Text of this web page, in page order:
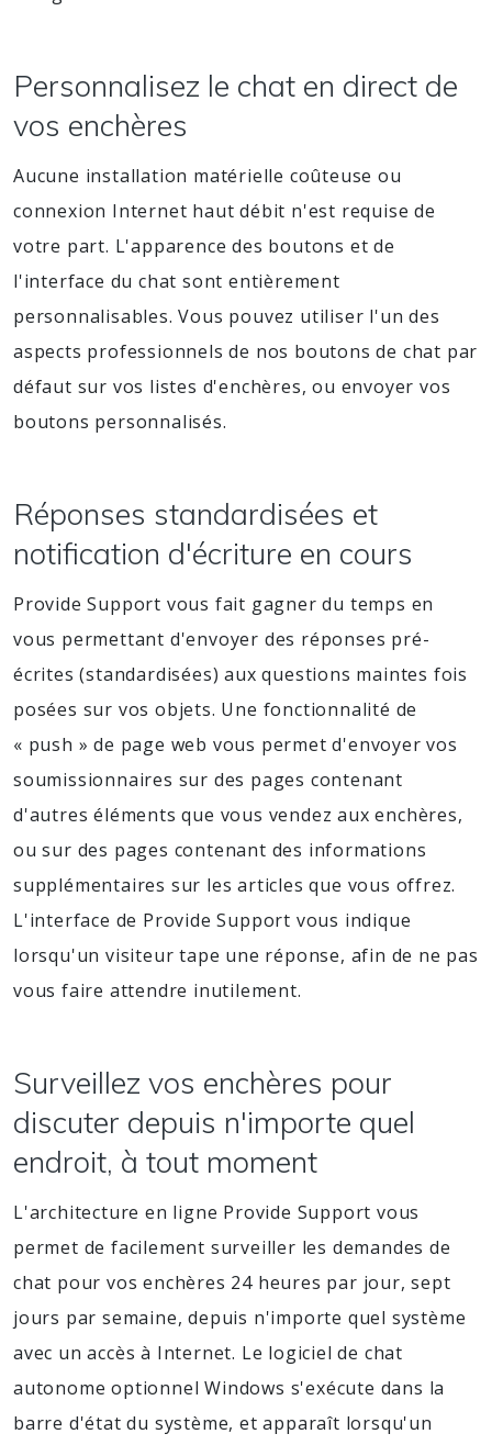
Personnalisez le chat en direct de
vos enchères
Aucune installation matérielle coûteuse ou
connexion Internet haut débit n'est requise de
votre part. L'apparence des boutons et de
l'interface du chat sont entièrement
personnalisables. Vous pouvez utiliser l'un des
aspects professionnels de nos boutons de chat par
défaut sur vos listes d'enchères, ou envoyer vos
boutons personnalisés.
Réponses standardisées et
notification d'écriture en cours
Provide Support vous fait gagner du temps en
vous permettant d'envoyer des réponses pré-
écrites (standardisées) aux questions maintes fois
posées sur vos objets. Une fonctionnalité de
« push » de page web vous permet d'envoyer vos
soumissionnaires sur des pages contenant
d'autres éléments que vous vendez aux enchères,
ou sur des pages contenant des informations
supplémentaires sur les articles que vous offrez.
L'interface de Provide Support vous indique
lorsqu'un visiteur tape une réponse, afin de ne pas
vous faire attendre inutilement.
Surveillez vos enchères pour
discuter depuis n'importe quel
endroit, à tout moment
L'architecture en ligne Provide Support vous
permet de facilement surveiller les demandes de
chat pour vos enchères 24 heures par jour, sept
jours par semaine, depuis n'importe quel système
avec un accès à Internet. Le logiciel de chat
autonome optionnel Windows s'exécute dans la
barre d'état du système, et apparaît lorsqu'un